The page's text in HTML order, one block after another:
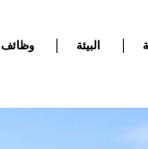
البيئة وظائف